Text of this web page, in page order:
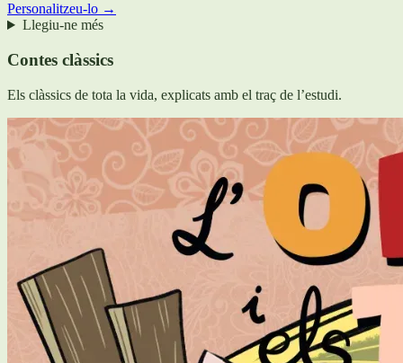
Personalitzeu-lo →
Llegiu-ne més
Contes clàssics
Els clàssics de tota la vida, explicats amb el traç de l’estudi.